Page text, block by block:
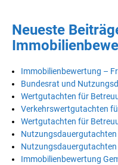
Neueste
Immobilienbewertung –
Bundesrat und
Wertgutachten für
Verkehrswertgutachten
Wertgutachten für
Nutzungsdauergutachten
Nutzungsdauergutachten
Immobilienbewertung